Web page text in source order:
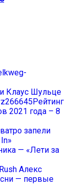
Клаус Шульце
Рейтинг
2021 года – 8
запели
— «Лети за
Алекс
— первые